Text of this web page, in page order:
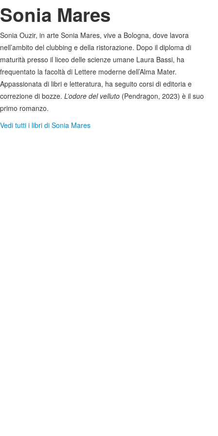
Sonia Mares
Sonia Ouzir, in arte Sonia Mares, vive a Bologna, dove lavora
nell’ambito del clubbing e della ristorazione. Dopo il diploma di
maturità presso il liceo delle scienze umane Laura Bassi, ha
frequentato la facoltà di Lettere moderne dell’Alma Mater.
Appassionata di libri e letteratura, ha seguito corsi di editoria e
correzione di bozze. L’odore del velluto (Pendragon, 2023) è il suo
primo romanzo.
Vedi tutti i libri di Sonia Mares